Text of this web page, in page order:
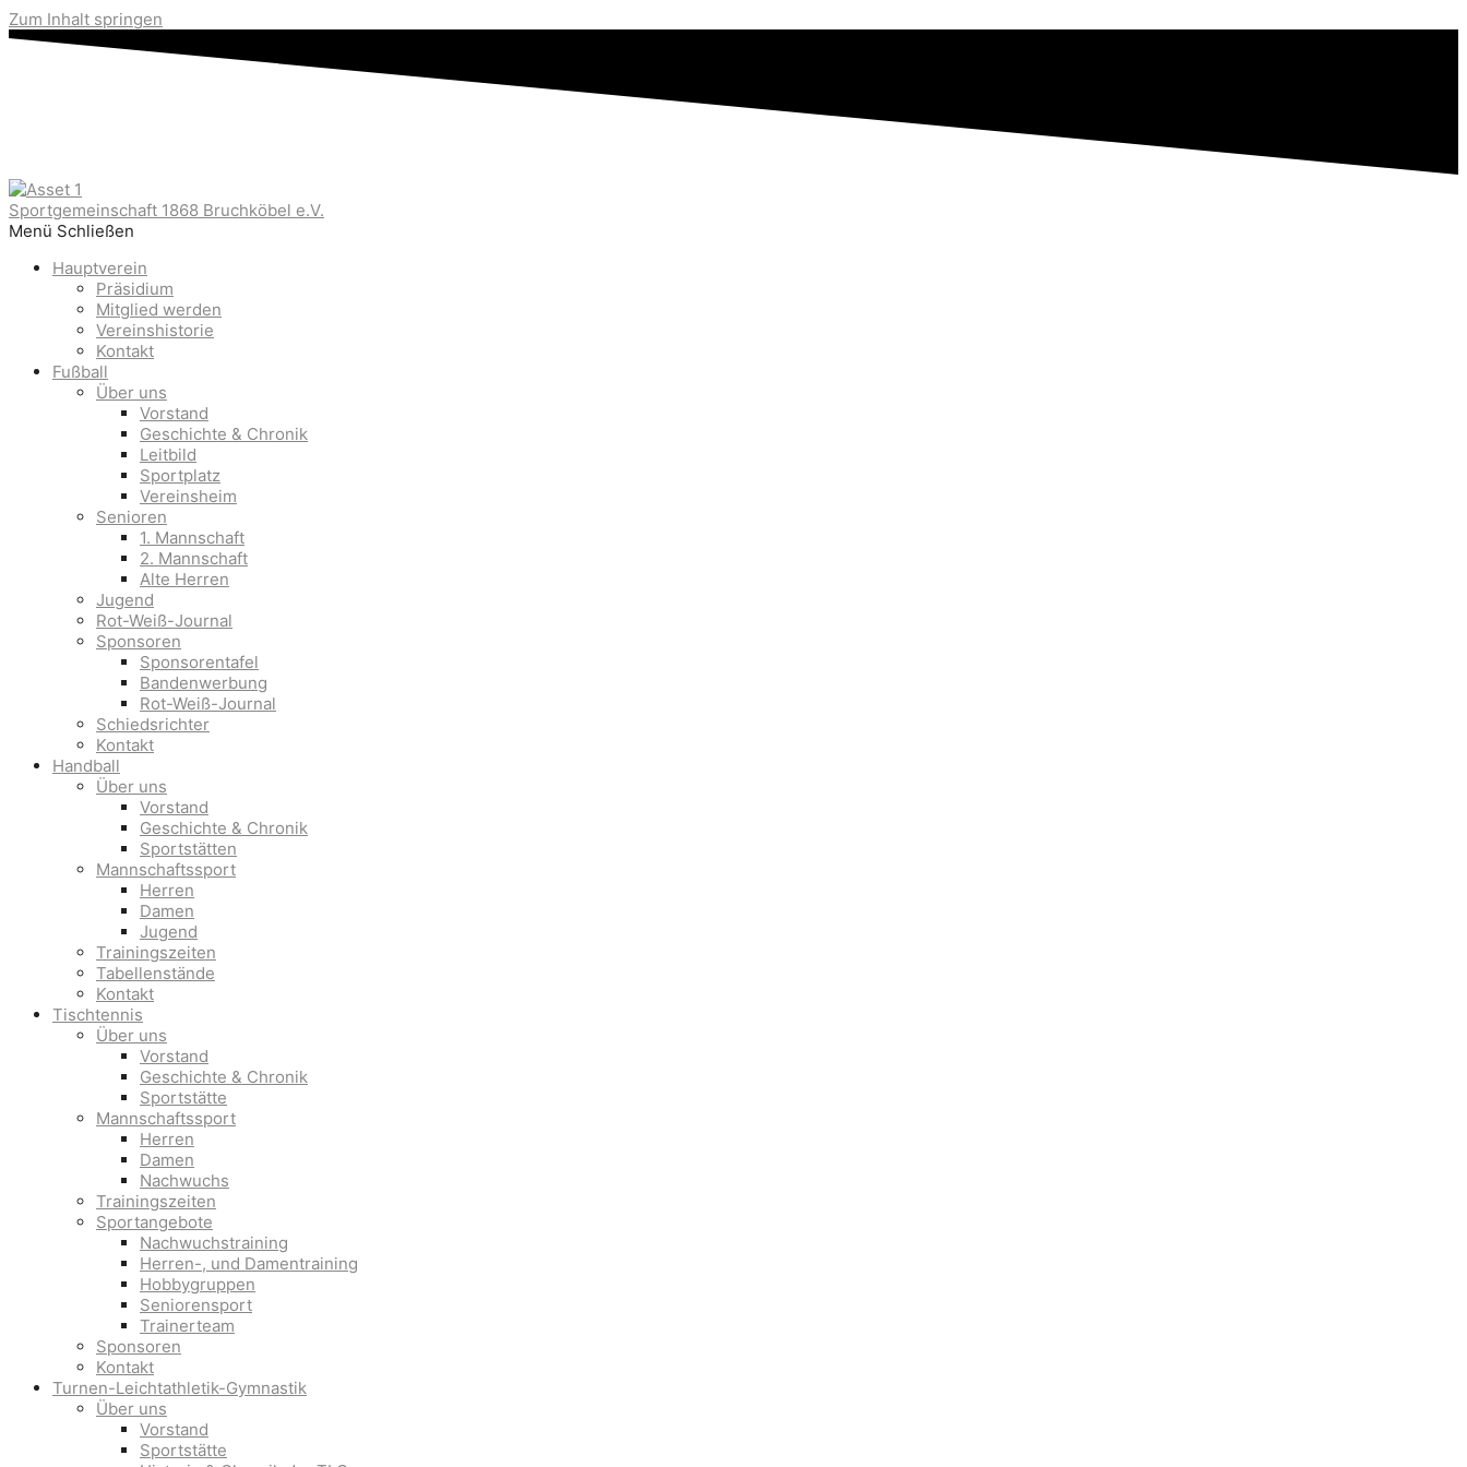
Zum Inhalt springen
Sportgemeinschaft 1868 Bruchköbel e.V.
Menü Schließen
Hauptverein
Präsidium
Mitglied werden
Vereinshistorie
Kontakt
Fußball
Über uns
Vorstand
Geschichte & Chronik
Leitbild
Sportplatz
Vereinsheim
Senioren
1. Mannschaft
2. Mannschaft
Alte Herren
Jugend
Rot-Weiß-Journal
Sponsoren
Sponsorentafel
Bandenwerbung
Rot-Weiß-Journal
Schiedsrichter
Kontakt
Handball
Über uns
Vorstand
Geschichte & Chronik
Sportstätten
Mannschaftssport
Herren
Damen
Jugend
Trainingszeiten
Tabellenstände
Kontakt
Tischtennis
Über uns
Vorstand
Geschichte & Chronik
Sportstätte
Mannschaftssport
Herren
Damen
Nachwuchs
Trainingszeiten
Sportangebote
Nachwuchstraining
Herren-, und Damentraining
Hobbygruppen
Seniorensport
Trainerteam
Sponsoren
Kontakt
Turnen-Leichtathletik-Gymnastik
Über uns
Vorstand
Sportstätte